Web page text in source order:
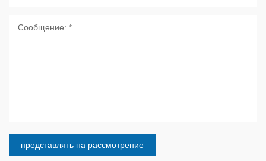
представлять на рассмотрение